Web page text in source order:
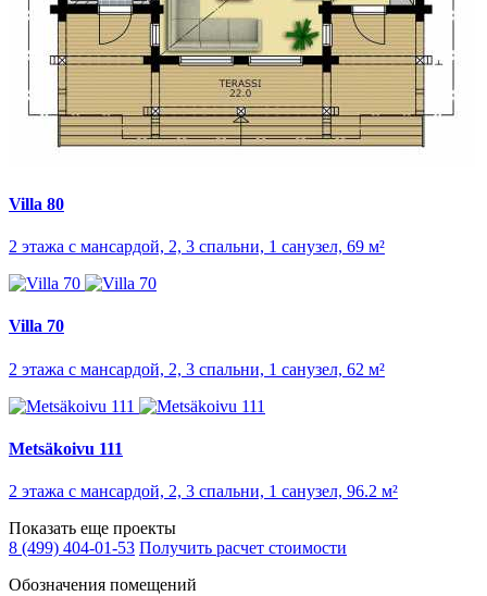
Villa 80
2 этажа с мансардой, 2, 3 спальни, 1 санузел, 69 м²
Villa 70
2 этажа с мансардой, 2, 3 спальни, 1 санузел, 62 м²
Metsäkoivu 111
2 этажа с мансардой, 2, 3 спальни, 1 санузел, 96.2 м²
Показать еще проекты
8 (499) 404-01-53 Получить расчет стоимости
Обозначения помещений